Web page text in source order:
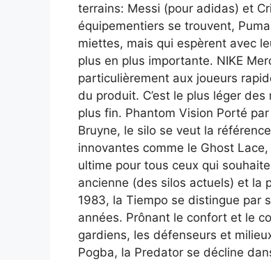
terrains: Messi (pour adidas) et
équipementiers se trouvent,
miettes, mais qui espèrent avec
plus en plus importante. NIKE
particulièrement aux joueurs
du produit. C’est le plus léger
plus fin. Phantom Vision Porté
Bruyne, le silo se veut la
innovantes comme le Ghost
ultime pour tous ceux qui
ancienne (des silos actuels) et la
1983, la Tiempo se distingue par
années. Prônant le confort et le
gardiens, les défenseurs et
Pogba, la Predator se décline